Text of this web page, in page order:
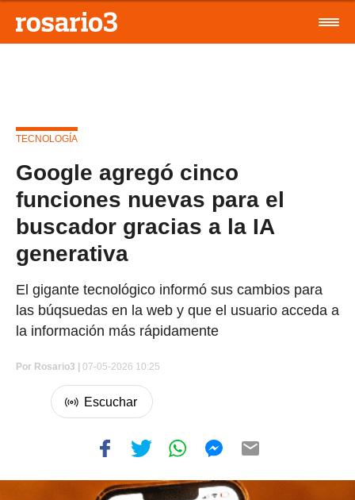
TECNOLOGÍA
Google agregó cinco
funciones nuevas para el
buscador gracias a la IA
generativa
El gigante tecnológico informó sus cambios para
las búqsuedas en la web y que el usuario acceda a
la información más rápidamente
Por Rosario3 | 07-05-2026 10:25